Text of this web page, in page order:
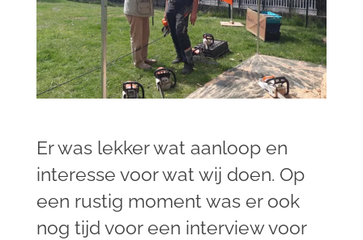
Er was lekker wat aanloop en
interesse voor wat wij doen. Op
een rustig moment was er ook
nog tijd voor een interview voor